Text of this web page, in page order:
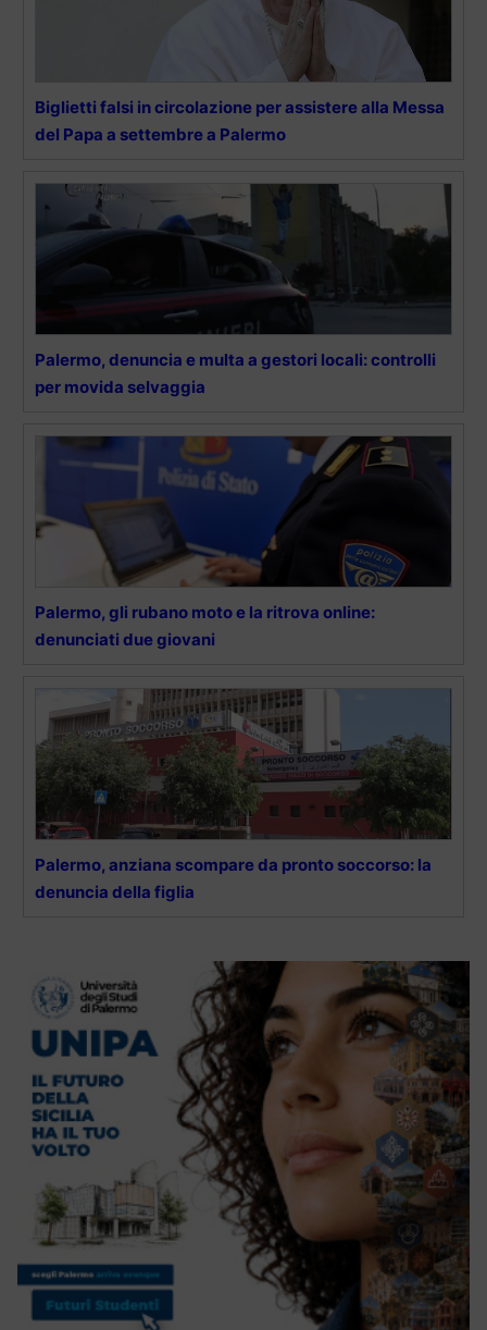
Biglietti falsi in circolazione per assistere alla Messa
del Papa a settembre a Palermo
Palermo, denuncia e multa a gestori locali: controlli
per movida selvaggia
Palermo, gli rubano moto e la ritrova online:
denunciati due giovani
Palermo, anziana scompare da pronto soccorso: la
denuncia della figlia